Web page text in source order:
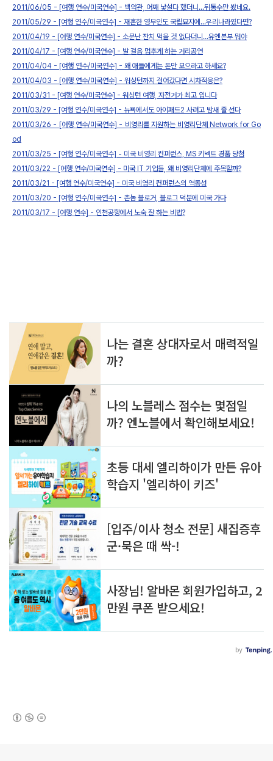
2011/06/05 - [여행 연수/미국연수] - 백악관, 어째 낯설다 했더니...뒤통수만 봤네요.
2011/05/29 - [여행 연수/미국연수] - 재혼한 영부인도 국립묘지에...우리나라였다면?
2011/04/19 - [여행 연수/미국연수] - 소문난 잔치 먹을 것 없다더니...유엔본부 뭐야
2011/04/17 - [여행 연수/미국연수] - 발 걸음 멈추게 하는 거리공연
2011/04/04 - [여행 연수/미국연수] - 왜 애들에게는 돈만 모으라고 하세요?
2011/04/03 - [여행 연수/미국연수] - 워싱턴까지 걸어갔다면 시차적응은?
2011/03/31 - [여행 연수/미국연수] - 워싱턴 여행, 자전거가 최고 입니다
2011/03/29 - [여행 연수/미국연수] - 뉴욕에서도 아이패드2 사려고 밤새 줄 선다
2011/03/26 - [여행 연수/미국연수] - 비영리를 지원하는 비영리단체 Network for Go
od
2011/03/25 - [여행 연수/미국연수] - 미국 비영리 컨퍼런스, MS 키넥트 경품 당첨
2011/03/22 - [여행 연수/미국연수] - 미국 IT 기업들, 왜 비영리단체에 주목할까?
2011/03/21 - [여행 연수/미국연수] - 미국 비영리 컨퍼런스의 역동성
2011/03/20 - [여행 연수/미국연수] - 촌놈 블로거, 블로그 덕분에 미국 가다
2011/03/17 - [여행 연수] - 인천공항에서 노숙 잘 하는 비법?